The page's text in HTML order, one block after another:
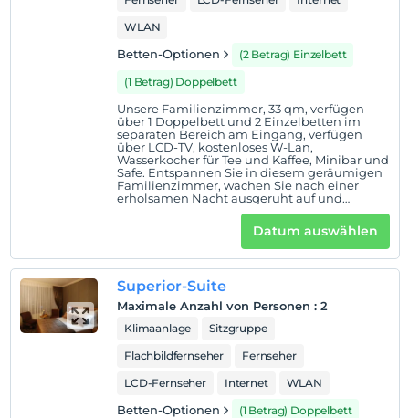
WLAN
Betten-Optionen
(2 Betrag) Einzelbett
(1 Betrag) Doppelbett
Unsere Familienzimmer, 33 qm, verfügen
über 1 Doppelbett und 2 Einzelbetten im
separaten Bereich am Eingang, verfügen
über LCD-TV, kostenloses W-Lan,
Wasserkocher für Tee und Kaffee, Minibar und
Safe. Entspannen Sie in diesem geräumigen
Familienzimmer, wachen Sie nach einer
erholsamen Nacht ausgeruht auf und
arbeiten Sie produktiv am Hocker-
Schreibtisch. Das Badezimmer verfügt über
eine Dusche und Reinigungsmittel sowie
einen Haartrockner. Es bietet Platz für
maximal 4 Personen.
Datum auswählen
Superior-Suite
Maximale Anzahl von Personen : 2
Klimaanlage
Sitzgruppe
Flachbildfernseher
Fernseher
LCD-Fernseher
Internet WLAN
Betten-Optionen (1 Betrag) Doppelbett